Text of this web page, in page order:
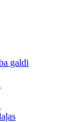
galdi